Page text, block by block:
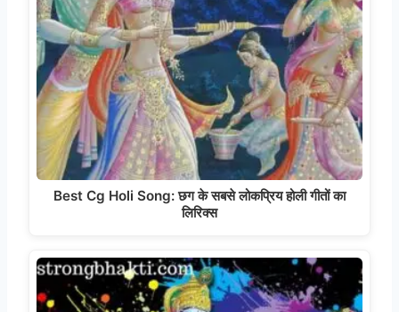
Best Cg Holi Song: छग के सबसे लोकप्रिय होली गीतों का
लिरिक्स